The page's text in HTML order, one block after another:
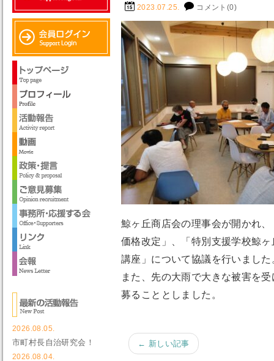
2023.07.25. コメント(0)
鯨ヶ丘商店会の理事会が開かれ
価格改定」、「特別支援学校鯨
講座」について協議を行いました
また、先の大雨で大きな被害を
募ることとしました。
← 新しい記事
2026.08.05.
市町村長自治研究会！
2026.08.04.